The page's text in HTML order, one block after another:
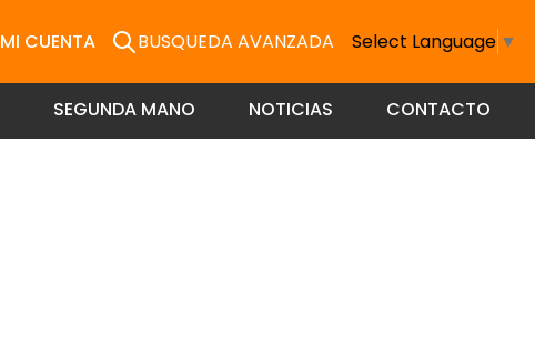
MI CUENTA BUSQUEDA AVANZADA Select Language ▼
SEGUNDA MANO NOTICIAS CONTACTO